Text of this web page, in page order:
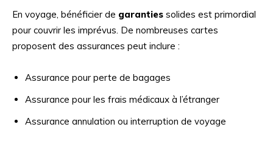
En voyage, bénéficier de garanties solides est primordial
pour couvrir les imprévus. De nombreuses cartes
proposent des assurances peut inclure :
Assurance pour perte de bagages
Assurance pour les frais médicaux à l’étranger
Assurance annulation ou interruption de voyage